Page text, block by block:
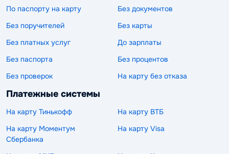
По паспорту на карту
Без документов
Без поручителей
Без карты
Без платных услуг
До зарплаты
Без паспорта
Без процентов
Без проверок
На карту без отказа
Платежные системы
На карту Тинькофф
На карту ВТБ
На карту Моментум
Сбербанка
На карту Visa